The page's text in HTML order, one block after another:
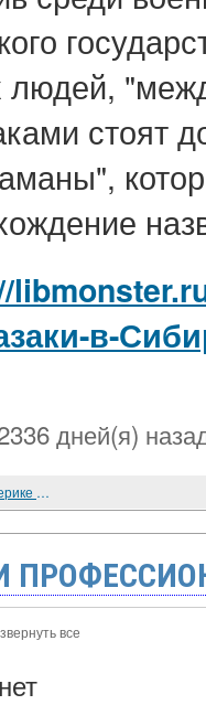
людей,
стоят
в-
дней(я)
Проект покорения земель в Южной Америке при Петре I
все